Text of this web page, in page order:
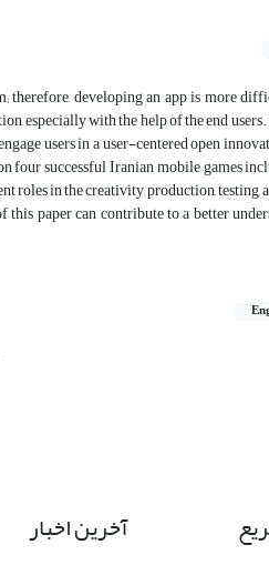
therefore, developing an app is more
especially with the help of the end
users in a user-centered open
four successful Iranian mobile games
roles in the creativity, production, testing,
paper can contribute to a better
آخرین اخبار